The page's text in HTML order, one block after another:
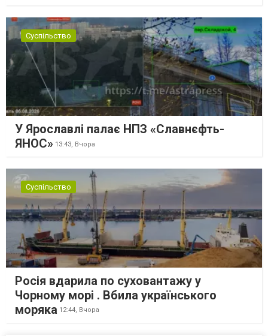
Суспільство
У Ярославлі палає НПЗ «Славнєфть-
ЯНОС» 13:43, Вчора
Суспільство
Росія вдарила по суховантажу у
Чорному морі . Вбила українського
моряка 12:44, Вчора